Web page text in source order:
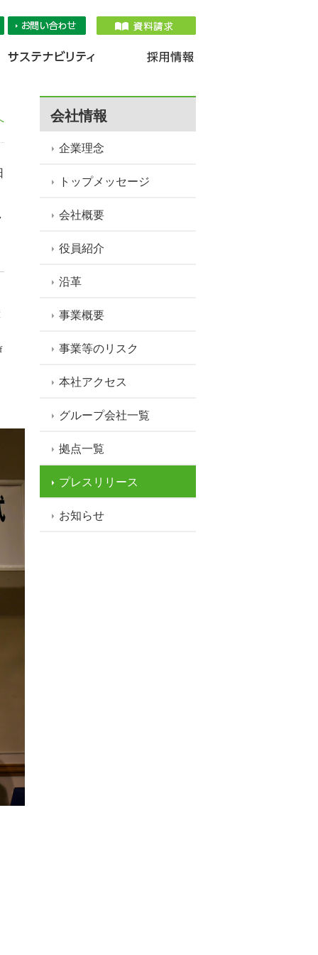
会社情報
企業理念
トップメッセージ
会社概要
役員紹介
沿革
事業概要
事業等のリスク
本社アクセス
グループ会社一覧
拠点一覧
プレスリリース
お知らせ